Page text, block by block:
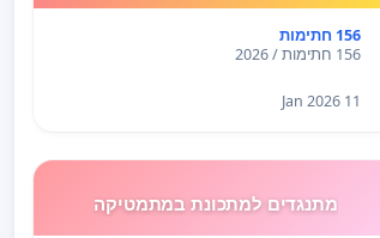
156 חתימות
156 חתימות / 2026
11 Jan 2026
מתנגדים למתכונת במתמטיקה